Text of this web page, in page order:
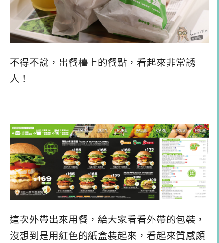
不得不說，出餐檯上的餐點，看起來非常誘
人！
這次外帶出來用餐，給大家看看外帶的包裝，
沒想到是用紅色的紙盒裝起來，看起來質感頗